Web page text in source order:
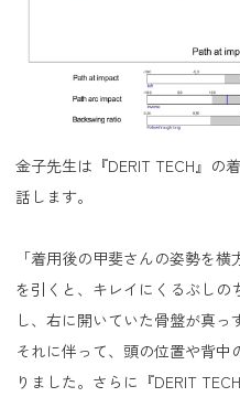
金子先生は『DERIT TECH』の
話します。
「着用後の甲斐さんの姿勢を
を引くと、キレイにくるぶしの
し、右に開いていた骨盤が真っ
それに伴って、頭の位置や背中
りました。さらに『DERIT